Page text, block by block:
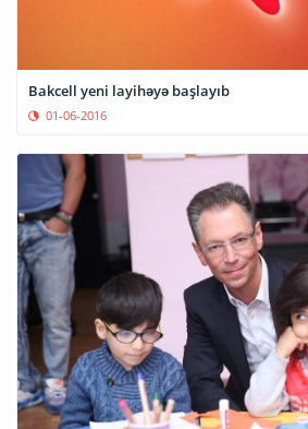
Bakcell yeni layihəyə başlayıb
01-06-2016